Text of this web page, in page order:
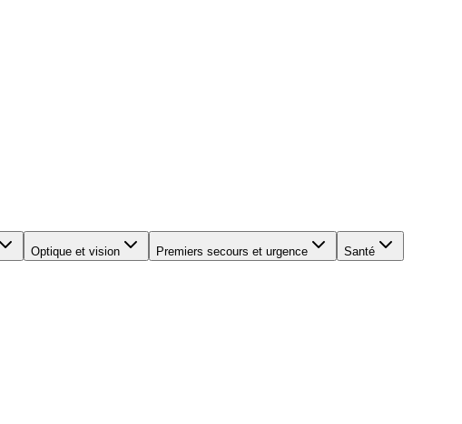
Optique et vision Premiers secours et urgence
Santé